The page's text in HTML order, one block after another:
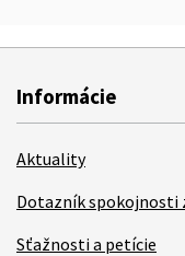
Informácie
Aktuality
Dotazník spokojnosti
Sťažnosti a petície